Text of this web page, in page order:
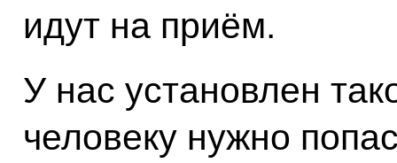
идут на приём.
У нас установлен
человеку нужно